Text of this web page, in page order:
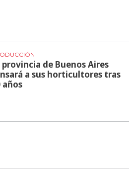
provincia de Buenos Aires
a sus horticultores tras
años